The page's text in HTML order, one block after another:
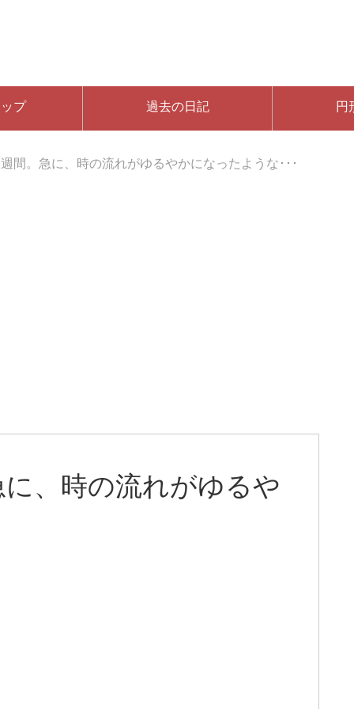
プ 過去の日記 円
間。急に、時の流れがゆるやかになったような･･･
、時の流れがゆるや